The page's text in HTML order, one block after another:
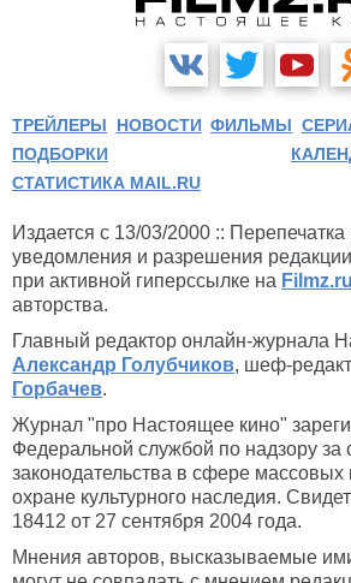
ТРЕЙЛЕРЫ НОВОСТИ ФИЛЬМЫ
ПОДБОРКИ
СТАТИСТИКА MAIL.RU
Издается с 13/03/2000 ::
уведомления и разрешения
при активной гиперссылке на Filmz.ru
авторства.
Главный редактор онлайн-журнала
Александр Голубчиков, шеф-
Горбачев.
Журнал "про Настоящее кино"
Федеральной службой по надзору за
законодательства в сфере массовых
охране культурного наследия.
18412 от 27 сентября 2004 года.
Мнения авторов, высказываемые